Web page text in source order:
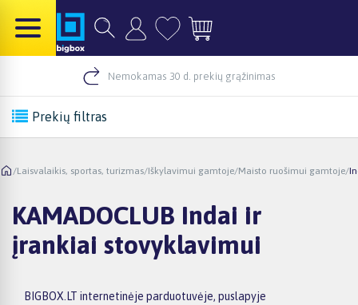
Nemokamas 30 d. prekių grąžinimas
Prekių filtras
/Laisvalaikis, sportas, turizmas/Iškylavimui gamtoje/Maisto ruošimui gamtoje/
KAMADOCLUB Indai ir
įrankiai stovyklavimui
BIGBOX.LT internetinėje parduotuvėje, puslapyje